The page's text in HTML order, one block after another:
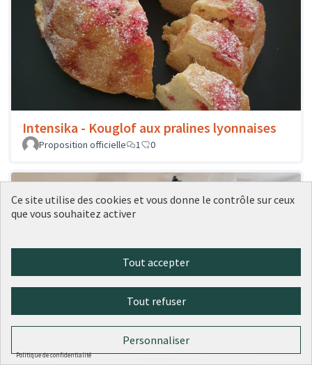
Intensika - Kouglof aux pralines lyonnaises
Proposition officielle 1 0
Hedonisme - Bibliothèque
Proposition officielle 0 0
Ce site utilise des cookies et vous donne le contrôle sur ceux
que vous souhaitez activer
Tout accepter
Tout refuser
Personnaliser
Politique de confidentialité